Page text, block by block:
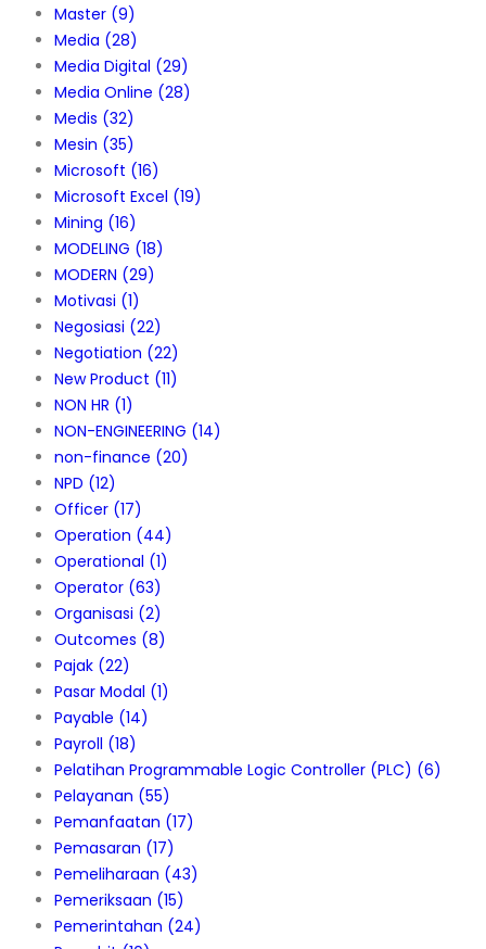
Master (9)
Media (28)
Media Digital (29)
Media Online (28)
Medis (32)
Mesin (35)
Microsoft (16)
Microsoft Excel (19)
Mining (16)
MODELING (18)
MODERN (29)
Motivasi (1)
Negosiasi (22)
Negotiation (22)
New Product (11)
NON HR (1)
NON-ENGINEERING (14)
non-finance (20)
NPD (12)
Officer (17)
Operation (44)
Operational (1)
Operator (63)
Organisasi (2)
Outcomes (8)
Pajak (22)
Pasar Modal (1)
Payable (14)
Payroll (18)
Pelatihan Programmable Logic Controller (PLC) (6)
Pelayanan (55)
Pemanfaatan (17)
Pemasaran (17)
Pemeliharaan (43)
Pemeriksaan (15)
Pemerintahan (24)